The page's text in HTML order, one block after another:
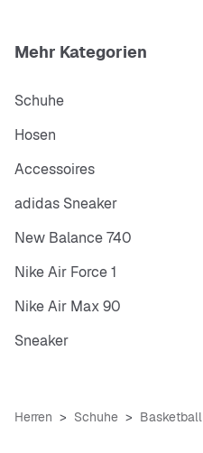
Mehr Kategorien
Schuhe
Hosen
Accessoires
adidas Sneaker
New Balance 740
Nike Air Force 1
Nike Air Max 90
Sneaker
Herren Schuhe Basketball